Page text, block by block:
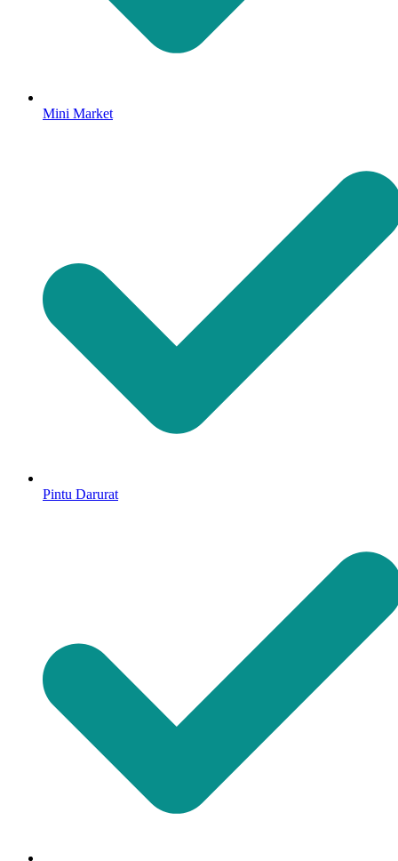
Mini Market
Pintu Darurat